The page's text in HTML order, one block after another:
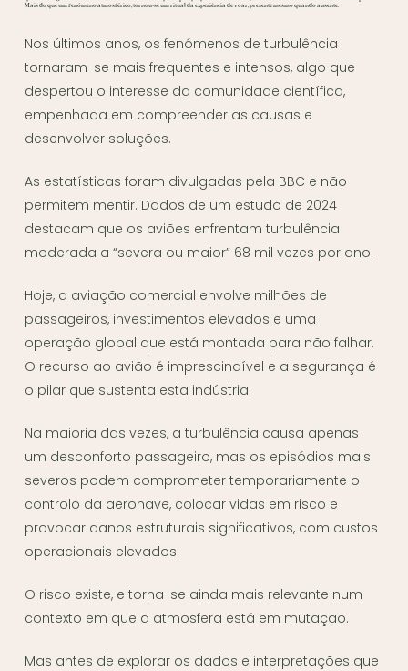
Mais do que um fenómeno atmosférico, tornou-se um ritual da experiência de voar, presente mesmo quando ausente.
Nos últimos anos, os fenómenos de turbulência
tornaram-se mais frequentes e intensos, algo que
despertou o interesse da comunidade científica,
empenhada em compreender as causas e
desenvolver soluções.
As estatísticas foram divulgadas pela BBC e não
permitem mentir. Dados de um estudo de 2024
destacam que os aviões enfrentam turbulência
moderada a “severa ou maior” 68 mil vezes por ano.
Hoje, a aviação comercial envolve milhões de
passageiros, investimentos elevados e uma
operação global que está montada para não falhar.
O recurso ao avião é imprescindível e a segurança é
o pilar que sustenta esta indústria.
Na maioria das vezes, a turbulência causa apenas
um desconforto passageiro, mas os episódios mais
severos podem comprometer temporariamente o
controlo da aeronave, colocar vidas em risco e
provocar danos estruturais significativos, com custos
operacionais elevados.
O risco existe, e torna-se ainda mais relevante num
contexto em que a atmosfera está em mutação.
Mas antes de explorar os dados e interpretações que